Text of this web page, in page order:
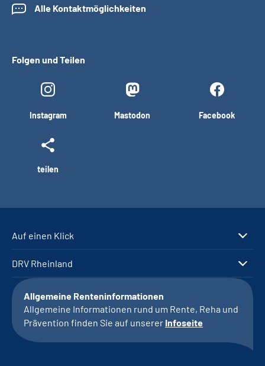
Alle Kontaktmöglichkeiten
Folgen und Teilen
Instagram Mastodon Facebook
teilen
Auf einen Klick
DRV Rheinland
Allgemeine Renteninformationen
Allgemeine Informationen rund um Rente, Reha und
Prävention finden Sie auf unserer Infoseite